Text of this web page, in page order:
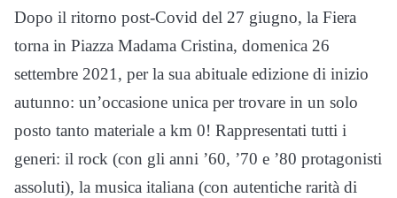
Dopo il ritorno post-Covid del 27 giugno, la Fiera
torna in Piazza Madama Cristina, domenica 26
settembre 2021, per la sua abituale edizione di inizio
autunno: un’occasione unica per trovare in un solo
posto tanto materiale a km 0! Rappresentati tutti i
generi: il rock (con gli anni ’60, ’70 e ’80 protagonisti
assoluti), la musica italiana (con autentiche rarità di